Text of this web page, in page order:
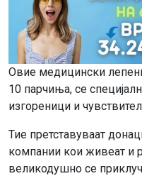
Овие медицински
10 парчиња, се
изгореници и
Тие претставуваат
компании кои живеат и
великодушно се